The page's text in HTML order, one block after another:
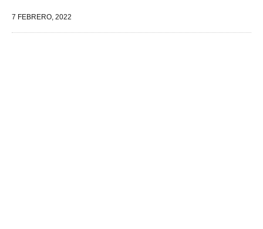
7 FEBRERO, 2022